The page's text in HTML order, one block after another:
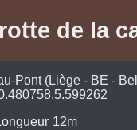
de la
Pont (Liège - BE -
12m